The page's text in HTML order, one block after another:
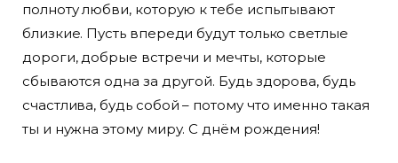
полноту любви, которую к тебе испытывают
близкие. Пусть впереди будут только светлые
дороги, добрые встречи и мечты, которые
сбываются одна за другой. Будь здорова, будь
счастлива, будь собой – потому что именно такая
ты и нужна этому миру. С днём рождения!